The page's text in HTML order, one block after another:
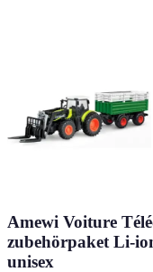
Amewi Voiture
zubehörpaket Li-
unisex